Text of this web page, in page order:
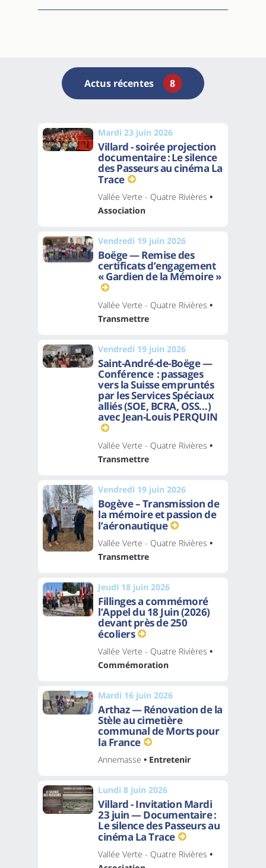
Actus récentes 8
Mardi 23 juin 2026
Villard - soirée projection
documentaire : Le silence
des Passeurs au cinéma La
Trace
Vallée Verte - Quatre Rivières •
Association
Vendredi 19 juin 2026
Boëge — Remise des
certificats d’engagement
« Gardien de la Mémoire »
Vallée Verte - Quatre Rivières •
Transmettre
Vendredi 19 juin 2026
Saint-André-de-Boëge —
Conférence : passages
vers la Suisse empruntés
par les Services Spéciaux
alliés (SOE, BCRA, OSS…)
avec Jean-Louis PERQUIN
Vallée Verte - Quatre Rivières •
Transmettre
Vendredi 19 juin 2026
Bogève – Transmission de
la mémoire et passion de
l’aéronautique
Vallée Verte - Quatre Rivières •
Transmettre
Jeudi 18 juin 2026
Fillinges a commémoré
l’Appel du 18 Juin (2026)
devant près de 250
écoliers
Vallée Verte - Quatre Rivières •
Commémoration
Mardi 16 juin 2026
Arthaz — Rénovation de la
Stèle au cimetière
communal de Morts pour
la France
Annemasse • Entretenir
Lundi 8 juin 2026
Villard - Invitation Mardi
23 juin — Documentaire :
Le silence des Passeurs au
cinéma La Trace
Vallée Verte - Quatre Rivières •